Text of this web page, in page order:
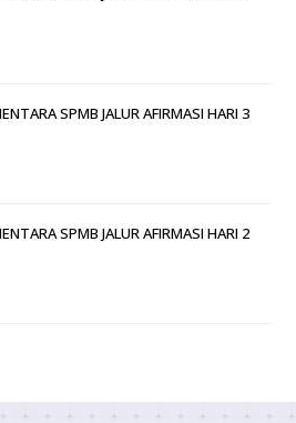
SPMB JALUR AFIRMASI HARI 3
SPMB JALUR AFIRMASI HARI 2